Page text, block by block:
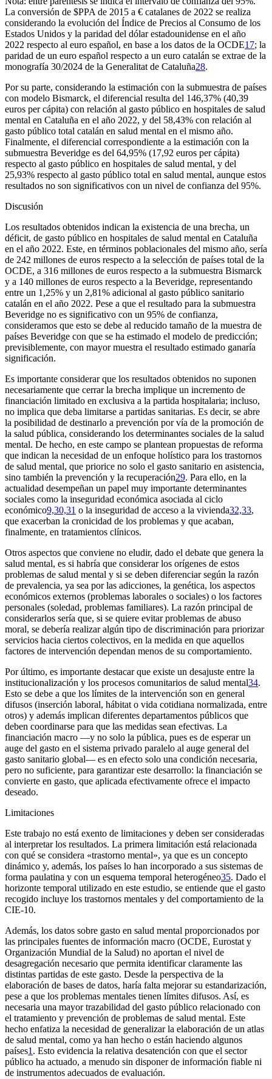
La conversión de $PPA de 2015 a € catalanes de 2022 se realiza
considerando la evolución del Índice de Precios al Consumo de los
Estados Unidos y la paridad del dólar estadounidense en el año
2022 respecto al euro español, en base a los datos de la OCDE17; la
paridad de un euro español respecto a un euro catalán se extrae de la
monografía 30/2024 de la Generalitat de Cataluña28.
Por su parte, considerando la estimación con la submuestra de países
con modelo Bismarck, el diferencial resulta del 146,37% (40,39
euros per cápita) con relación al gasto público en hospitales de salud
mental en Cataluña en el año 2022, y del 58,43% con relación al
gasto público total catalán en salud mental en el mismo año.
Finalmente, el diferencial correspondiente a la estimación con la
submuestra Beveridge es del 64,95% (17,92 euros per cápita)
respecto al gasto público en hospitales de salud mental, y del
25,93% respecto al gasto público total en salud mental, aunque estos
resultados no son significativos con un nivel de confianza del 95%.
Discusión
Los resultados obtenidos indican la existencia de una brecha, un
déficit, de gasto público en hospitales de salud mental en Cataluña
en el año 2022. Este, en términos poblacionales del mismo año, sería
de 242 millones de euros respecto a la selección de países total de la
OCDE, a 316 millones de euros respecto a la submuestra Bismarck
y a 140 millones de euros respecto a la Beveridge, representando
entre un 1,25% y un 2,81% adicional al gasto público sanitario
catalán en el año 2022. Pese a que el resultado para la submuestra
Beveridge no es significativo con un 95% de confianza,
consideramos que esto se debe al reducido tamaño de la muestra de
países Beveridge con que se ha estimado el modelo de predicción;
previsiblemente, con mayor muestra el resultado estimado ganaría
significación.
Es importante considerar que los resultados obtenidos no suponen
necesariamente que cerrar la brecha implique un incremento de
financiación limitado en exclusiva a la partida hospitalaria; incluso,
no implica que deba limitarse a partidas sanitarias. Es decir, se abre
la posibilidad de destinarlo a prevención por vía de la promoción de
la salud pública, considerando los determinantes sociales de la salud
mental. De hecho, en este campo se plantean propuestas de reforma
que indican la necesidad de un enfoque holístico para los trastornos
de salud mental, que priorice no solo el gasto sanitario en asistencia,
sino también la prevención y la recuperación29. Para ello, en la
actualidad desempeñan un papel muy importante determinantes
sociales como la inseguridad económica asociada al ciclo
económico9,30,31 o la inseguridad de acceso a la vivienda32,33,
que exacerban la cronicidad de los problemas y que acaban,
finalmente, en tratamientos clínicos.
Otros aspectos que conviene no eludir, dado el debate que genera la
salud mental, es si habría que considerar los orígenes de estos
problemas de salud mental y si se deben diferenciar según la razón
de prevalencia, ya sea por las adicciones, la genética, los aspectos
económicos externos (problemas laborales o sociales) o los factores
personales (soledad, problemas familiares). La razón principal de
considerarlos sería que, si se quiere evitar problemas de abuso
moral, se debería realizar algún tipo de discriminación para priorizar
servicios hacia ciertos colectivos, en la medida en que aquellos
factores de intervención dependan menos de su comportamiento.
Por último, es importante destacar que existe un desajuste entre la
institucionalización y los procesos comunitarios de salud mental34.
Esto se debe a que los límites de la intervención son en general
difusos (inserción laboral, hábitat o vida cotidiana normalizada, entre
otros) y además implican diferentes departamentos públicos que
deben coordinarse para que las medidas sean efectivas. La
financiación macro —y no solo la pública, pues es de esperar un
auge del gasto en el sistema privado paralelo al auge general del
gasto sanitario global— es en efecto solo una condición necesaria,
pero no suficiente, para garantizar este desarrollo: la financiación se
convierte en gasto, que aplicada efectivamente ofrece el impacto
deseado.
Limitaciones
Este trabajo no está exento de limitaciones y deben ser consideradas
al interpretar los resultados. La primera limitación está relacionada
con qué se considera «trastorno mental», ya que es un concepto
dinámico y, además, los países lo han incorporado a sus sistemas de
forma paulatina y con un esquema temporal heterogéneo35. Dado el
horizonte temporal utilizado en este estudio, se entiende que el gasto
recogido incluye los trastornos mentales y del comportamiento de la
CIE-10.
Además, los datos sobre gasto en salud mental proporcionados por
las principales fuentes de información macro (OCDE, Eurostat y
Organización Mundial de la Salud) no aportan el nivel de
desagregación necesario que permita identificar claramente las
distintas partidas de este gasto. Desde la perspectiva de la
elaboración de bases de datos, haría falta mejorar su estandarización,
pese a que los problemas mentales tienen límites difusos. Así, es
necesaria una mayor trazabilidad del gasto público relacionado con
el tratamiento y prevención de problemas de salud mental. Este
hecho enfatiza la necesidad de generalizar la elaboración de un atlas
de salud mental, como ya han hecho o están haciendo algunos
países1 . Esto evidencia la relativa desatención con que el sector
público ha actuado, a menudo sin disponer de información fiable ni
de instrumentos adecuados de evaluación.